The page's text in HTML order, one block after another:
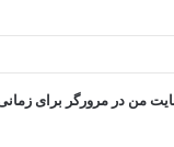
من در مرورگر برای